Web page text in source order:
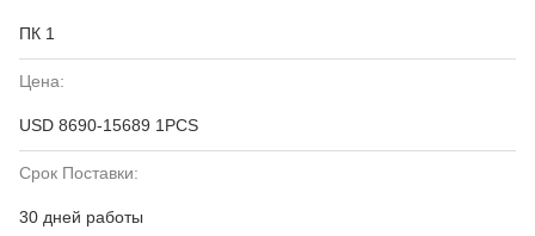
ПК 1
Цена:
USD 8690-15689 1PCS
Срок Поставки:
30 дней работы